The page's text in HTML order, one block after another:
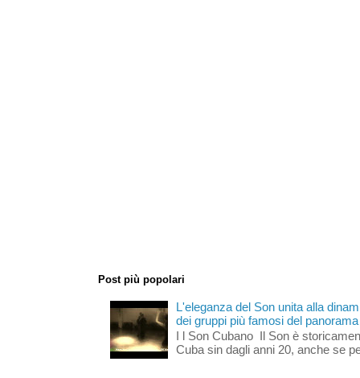
Post più popolari
L'eleganza del Son unita alla
dei gruppi più famosi del
I l Son Cubano Il Son è
Cuba sin dagli anni 20, anche se